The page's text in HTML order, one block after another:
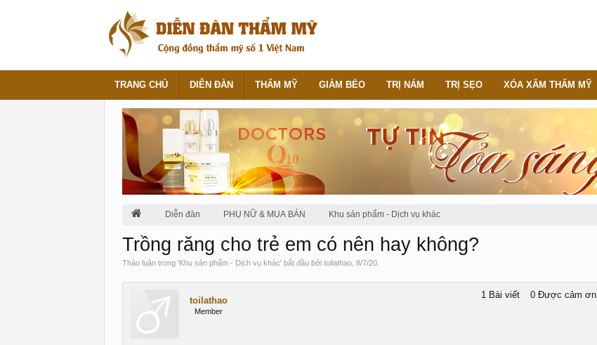
Diễn đàn PHỤ NỮ & MUA BÁN Khu sản phẩm - Dịch vụ khác
Trồng răng cho trẻ em có nên hay không?
Thảo luận trong 'Khu sản phẩm - Dịch vụ khác' bắt đầu bởi toilathao 8/7/20
toilathao
Member
1 Bài viết 0 Được cảm ơn
TRANG CHỦ DIỄN ĐÀN THẨM MỸ GIẢM BÉO TRỊ NÁM TRỊ SẸO XÓA XĂM THẨM MỸ